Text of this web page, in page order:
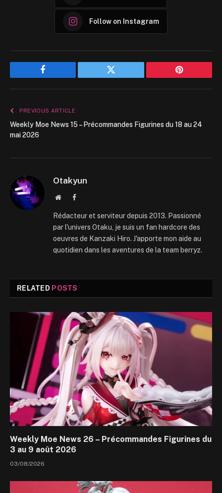
Follow on Instagram
Facebook Twitter Pinterest
PREVIOUS ARTICLE
Weekly Moe News 15 – Précommandes Figurines du 18 au 24
mai 2026
Otakyun
WebsiteFacebook
Rédacteur et serviteur depuis 2013. Passionné
par l'univers Otaku, je suis un fan hardcore des
oeuvres de Kanzaki Hiro. J'apporte mon aide au
quotidien dans les aventures de la team berryz.
RELATED POSTS
Weekly Moe News 26 – Précommandes Figurines du
3 au 9 août 2026
03/08/2026